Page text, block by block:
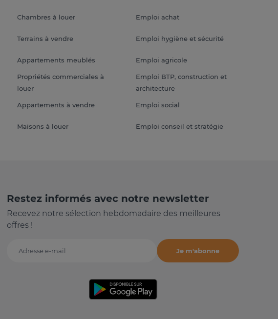
Chambres à louer
Terrains à vendre
Appartements meublés
Propriétés commerciales à
louer
Appartements à vendre
Maisons à louer
Emploi achat
Emploi hygiène et sécurité
Emploi agricole
Emploi BTP, construction et
architecture
Emploi social
Emploi conseil et stratégie
Restez informés avec notre newsletter
Recevez notre sélection hebdomadaire des meilleures
offres !
Adresse e-mail
Je m'abonne